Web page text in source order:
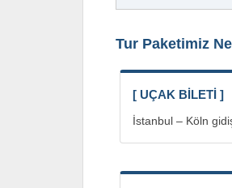
Tur Paketimiz
[ UÇAK BİLETİ ]
İstanbul – Köln